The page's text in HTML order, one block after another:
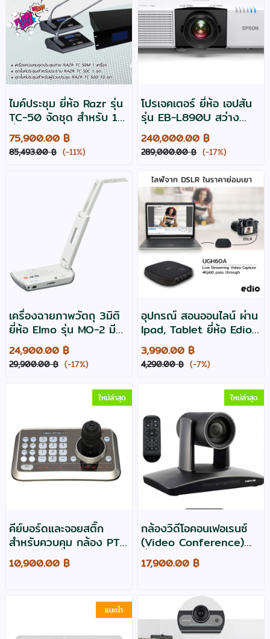
ไมค์ประชุม ยี่ห้อ Razr รุ่น
TC-50 จัดชุด สำหรับ 11
ที่นั่ง
75,900.00 ฿
85,493.00 ฿ (-11%)
โปรเจคเตอร์ ยี่ห้อ เอปสัน
รุ่น EB-L890U สว่าง
8000 ,WUXGA edge
blending
240,000.00 ฿
289,000.00 ฿ (-17%)
เครื่องฉายภาพวัตถุ 3มิติ
ยี่ห้อ Elmo รุ่น MO-2 มี
Android ,Miracast ,SD
card รองรันเอกสารขนาด
A3
24,900.00 ฿
29,900.00 ฿ (-17%)
อุปกรณ์ สอนออนไลน์ ผ่าน
Ipad, Tablet ยี่ห้อ Edio
รุ่น UGH60A
3,990.00 ฿
4,290.00 ฿ (-7%)
ใหม่ล่าสุด
คีย์บอร์ดและจอยสติ๊ก
สำหรับควบคุม กล้อง PTZ
CAMERA ยี่ห้อ Nexis รุ่น
JSC02
10,900.00 ฿
ใหม่ล่าสุด
กล้องวิดีโอคอนเฟอเรนซ์
(Video Conference)
ยี่ห้อ Nexis รุ่น PTZ320
17,900.00 ฿
แนะนำ